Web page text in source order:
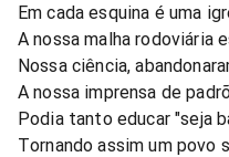
Em cada esquina é uma
A nossa malha rodoviária
Nossa ciência,
A nossa imprensa de
Podia tanto educar "seja
Tornando assim um povo